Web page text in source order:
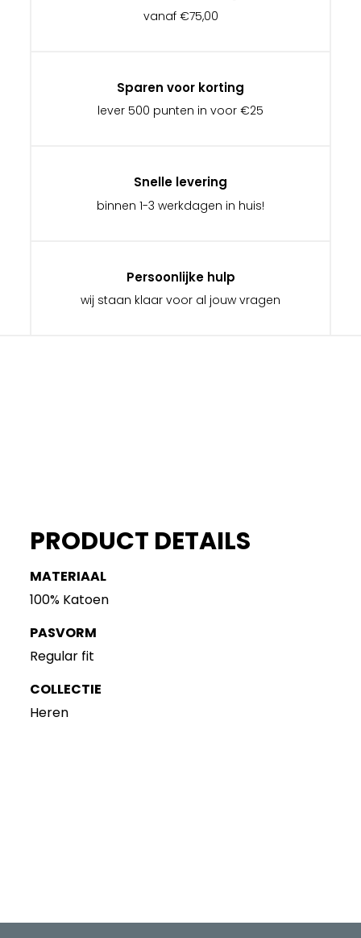
vanaf €75,00
Sparen voor korting
lever 500 punten in voor €25
Snelle levering
binnen 1-3 werkdagen in huis!
Persoonlijke hulp
wij staan klaar voor al jouw vragen
PRODUCT DETAILS
MATERIAAL
100% Katoen
PASVORM
Regular fit
COLLECTIE
Heren